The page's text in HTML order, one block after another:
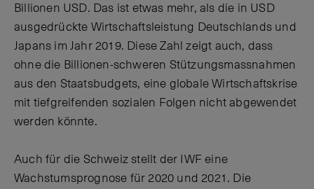
Billionen USD. Das ist etwas mehr, als die in USD
ausgedrückte Wirtschaftsleistung Deutschlands und
Japans im Jahr 2019. Diese Zahl zeigt auch, dass
ohne die Billionen-schweren Stützungsmassnahmen
aus den Staatsbudgets, eine globale Wirtschaftskrise
mit tiefgreifenden sozialen Folgen nicht abgewendet
werden könnte.
Auch für die Schweiz stellt der IWF eine
Wachstumsprognose für 2020 und 2021. Die